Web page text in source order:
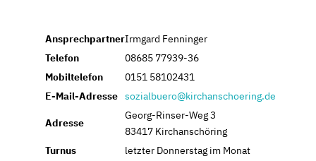
AnsprechpartnerIrmgard Fenninger
Telefon
08685 77939-36
Mobiltelefon
0151 58102431
E-Mail-Adresse sozialbuero@kirchanschoering.de
Adresse
Georg-Rinser-Weg 3
83417 Kirchanschöring
Turnus
letzter Donnerstag im Monat